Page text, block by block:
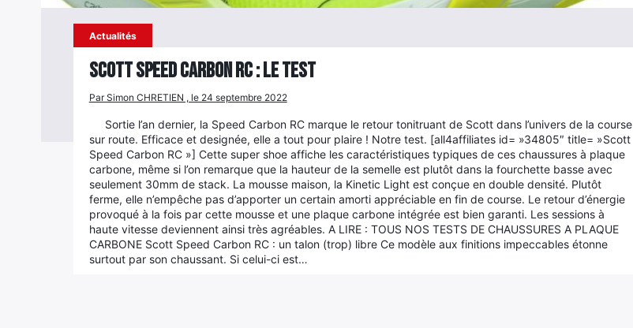
Actualités
Scott Speed Carbon RC : le test
Par Simon CHRETIEN , le 24 septembre 2022
Sortie l’an dernier, la Speed Carbon RC marque le retour tonitruant de Scott dans l’univers de la course
sur route. Efficace et designée, elle a tout pour plaire ! Notre test. [all4affiliates id= »34805″ title= »Scott
Speed Carbon RC »] Cette super shoe affiche les caractéristiques typiques de ces chaussures à plaque
carbone, même si l’on remarque que la hauteur de la semelle est plutôt dans la fourchette basse avec
seulement 30mm de stack. La mousse maison, la Kinetic Light est conçue en double densité. Plutôt
ferme, elle n’empêche pas d’apporter un certain amorti appréciable en fin de course. Le retour d’énergie
provoqué à la fois par cette mousse et une plaque carbone intégrée est bien garanti. Les sessions à
haute vitesse deviennent ainsi très agréables. A LIRE : TOUS NOS TESTS DE CHAUSSURES A PLAQUE
CARBONE Scott Speed Carbon RC : un talon (trop) libre Ce modèle aux finitions impeccables étonne
surtout par son chaussant. Si celui-ci est…